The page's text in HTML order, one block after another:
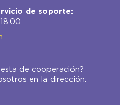
de soporte:
de cooperación?
en la dirección: